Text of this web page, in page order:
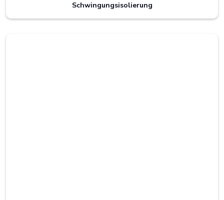
Schwingungsisolierung